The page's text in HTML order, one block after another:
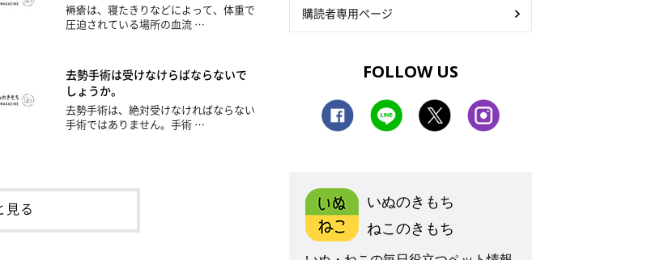
褥瘡は、寝たきりなどによって、体重で
圧迫されている場所の血流 …
去勢手術は受けなけらばならないで
しょうか。
去勢手術は、絶対受けなければならない
手術ではありません。手術 …
見る
購読者専用ページ
FOLLOW US
いぬのきもち
ねこのきもち